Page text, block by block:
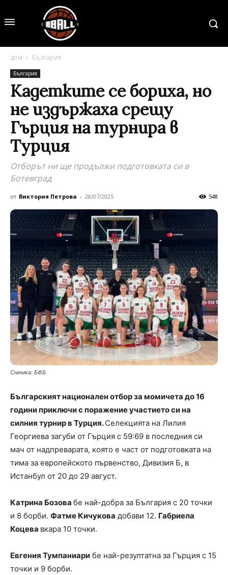
дом България
България
Кадетките се бориха, но
не издържаха срещу
Гърция на турнира в
Турция
Отборът ни ще продължи подготовката си в
Ботевград
от Виктория Петрова - 28/07/2025 548
Снимка: БФБ
Българският национален отбор за момичета до 16
години приключи с поражение участието си на
силния турнир в Турция.Селекцията на Лилия
Георгиева загуби от Гърция с 59:69 в последния си
мач от надпреварата, която е част от подготовката на
тима за европейското първенство, Дивизия Б, в
Истанбул от 20 до 29 август.
Катрина Бозова бе най-добра за България с 20 точки
и 8 борби. Фатме Кичукова добави 12. Габриела
Коцева вкара 10 точки.
Евгения Тумпаниари бе най-резултатна за Гърция с 15
точки и 9 борби.